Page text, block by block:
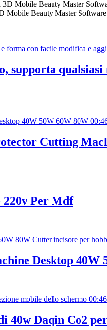
Mobile Beauty Master Software
supporta
Cutting
220v Per Mdf
Desktop
00:46
Daqin Co2